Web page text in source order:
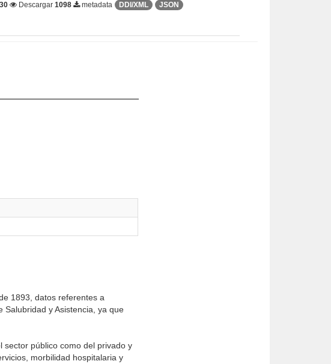
Descargar1098 metadata DDI/XML JSON
1893, datos referentes a
y Asistencia, ya que
público como del privado y
morbilidad hospitalaria y